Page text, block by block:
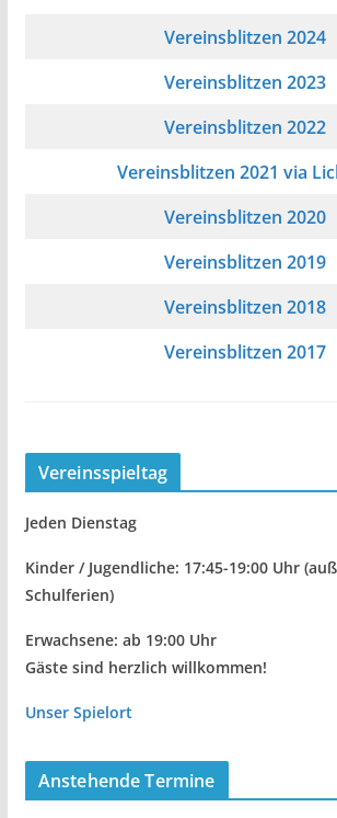
Vereinsblitzen 2024
Vereinsblitzen 2023
Vereinsblitzen 2022
Vereinsblitzen 2021 via
Vereinsblitzen 2020
Vereinsblitzen 2019
Vereinsblitzen 2018
Vereinsblitzen 2017
Vereinsspieltag
Jeden Dienstag
Kinder / Jugendliche: 17:45-19:00 Uhr
Schulferien)
Erwachsene: ab 19:00 Uhr
Gäste sind herzlich willkommen!
Unser Spielort
Anstehende Termine